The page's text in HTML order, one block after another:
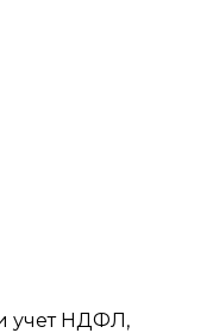
учет НДФЛ,